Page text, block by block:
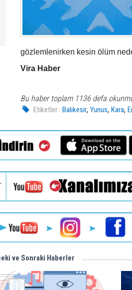
gözlemlenirken kesin ölüm
Vira Haber
Bu haber toplam 1136 defa
Etiketler : Balıkesir,Yunus,Kara,
ve Sonraki Haberler